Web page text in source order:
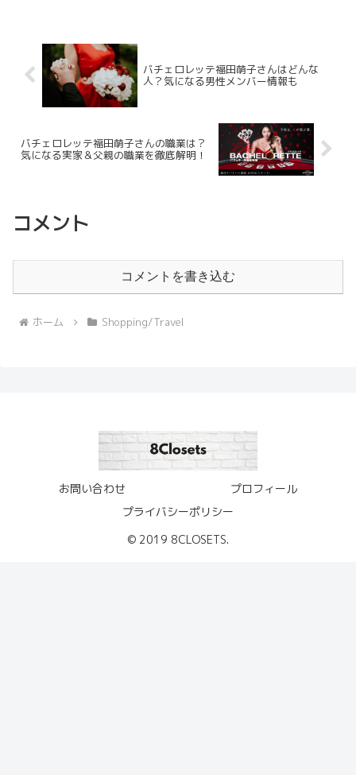
バチェロレッテ福田萌子さんはどんな
人？気になる男性メンバー情報も
バチェロレッテ福田萌子さんの職業は？
気になる実家＆父親の職業を徹底解明！
コメント
コメントを書き込む
ホーム Shopping/Travel
お問い合わせ
プロフィール
プライバシーポリシー
© 2019 8CLOSETS.